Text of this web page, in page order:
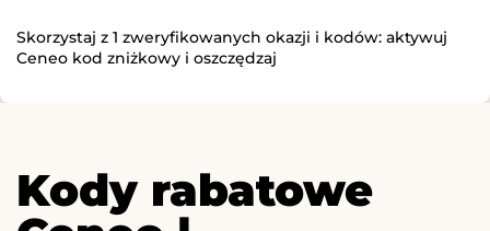
Skorzystaj z 1 zweryfikowanych okazji i kodów: aktywuj
Ceneo kod zniżkowy i oszczędzaj
Kody rabatowe